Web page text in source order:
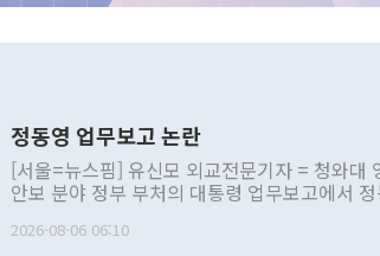
정동영 업무보고 논란
[서울=뉴스핌] 유신모 외교전문기자 = 청와대
안보 분야 정부 부처의 대통령 업무보고에서
발언 중에는 정부 내 조율을 거치지 않은 사안
2026-08-06 06:10